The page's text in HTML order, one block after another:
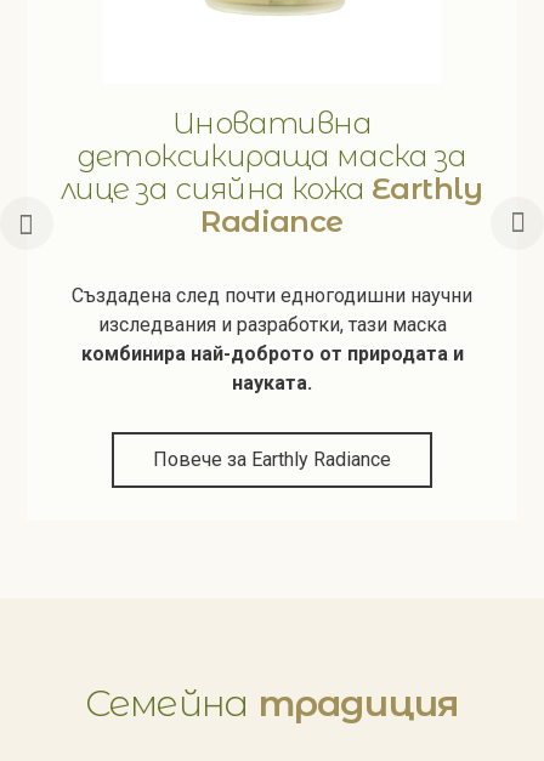
Иновативна
детоксикираща маска за
лице за сияйна кожа Earthly
Radiance
Създадена след почти едногодишни научни
изследвания и разработки, тази маска
комбинира най-доброто от природата и
науката.
Повече за Earthly Radiance
Семейна традиция